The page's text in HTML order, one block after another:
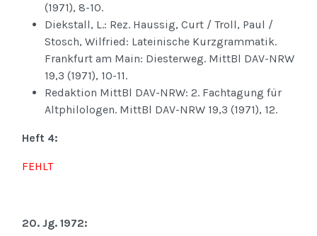
(1971), 8-10.
Diekstall, L.: Rez. Haussig, Curt / Troll, Paul /
Stosch, Wilfried: Lateinische Kurzgrammatik.
Frankfurt am Main: Diesterweg. MittBl DAV-NRW
19,3 (1971), 10-11.
Redaktion MittBl DAV-NRW: 2. Fachtagung für
Altphilologen. MittBl DAV-NRW 19,3 (1971), 12.
Heft 4:
FEHLT
20. Jg. 1972: